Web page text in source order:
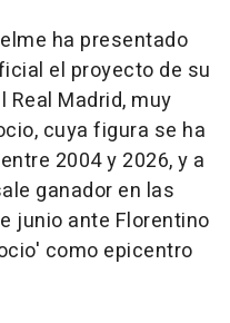
ha presentado
el proyecto de su
Madrid, muy
cuya figura se ha
2004 y 2026, y a
ganador en las
junio ante Florentino
como epicentro